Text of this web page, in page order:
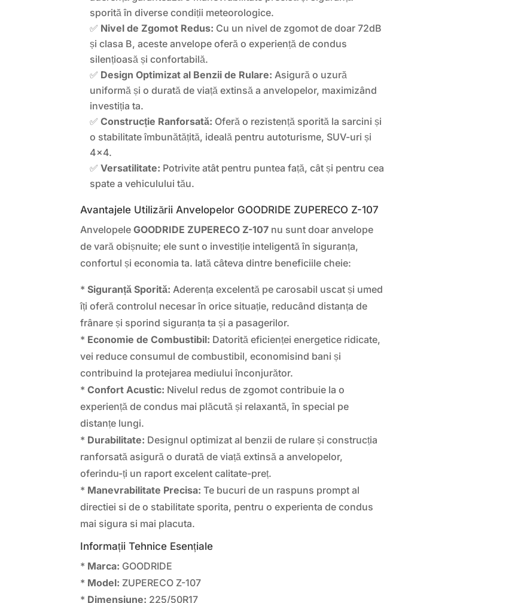
sporită în diverse condiții meteorologice.
✅ Nivel de Zgomot Redus: Cu un nivel de zgomot de doar 72dB
și clasa B, aceste anvelope oferă o experiență de condus
silențioasă și confortabilă.
✅ Design Optimizat al Benzii de Rulare: Asigură o uzură
uniformă și o durată de viață extinsă a anvelopelor, maximizând
investiția ta.
✅Construcție Ranforsată: Oferă o rezistență sporită la sarcini și
o stabilitate îmbunătățită, ideală pentru autoturisme, SUV-uri și
4×4.
✅Versatilitate: Potrivite atât pentru puntea față, cât și pentru cea
spate a vehiculului tău.
Avantajele Utilizării Anvelopelor GOODRIDE ZUPERECO Z-107
AnvelopeleGOODRIDE ZUPERECO Z-107 nu sunt doar anvelope
de vară obișnuite; ele sunt o investiție inteligentă în siguranța,
confortul și economia ta. Iată câteva dintre beneficiile cheie:
*Siguranță Sporită: Aderența excelentă pe carosabil uscat și umed
îți oferă controlul necesar în orice situație, reducând distanța de
frânare și sporind siguranța ta și a pasagerilor.
* Economie de Combustibil: Datorită eficienței energetice ridicate,
vei reduce consumul de combustibil, economisind bani și
contribuind la protejarea mediului înconjurător.
*Confort Acustic: Nivelul redus de zgomot contribuie la o
experiență de condus mai plăcută și relaxantă, în special pe
distanțe lungi.
* Durabilitate: Designul optimizat al benzii de rulare și construcția
ranforsată asigură o durată de viață extinsă a anvelopelor,
oferindu-ți un raport excelent calitate-preț.
* Manevrabilitate Precisa: Te bucuri de un raspuns prompt al
directiei si de o stabilitate sporita, pentru o experienta de condus
mai sigura si mai placuta.
Informații Tehnice Esențiale
* Marca: GOODRIDE
* Model: ZUPERECO Z-107
* Dimensiune: 225/50R17